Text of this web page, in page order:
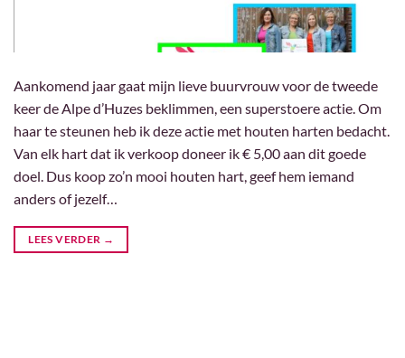
Aankomend jaar gaat mijn lieve buurvrouw voor de tweede
keer de Alpe d’Huzes beklimmen, een superstoere actie. Om
haar te steunen heb ik deze actie met houten harten bedacht.
Van elk hart dat ik verkoop doneer ik € 5,00 aan dit goede
doel. Dus koop zo’n mooi houten hart, geef hem iemand
anders of jezelf…
LEES VERDER →